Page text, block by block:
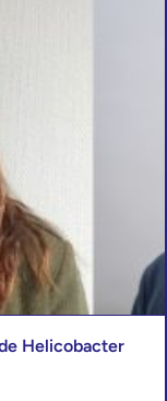
Helicobacter